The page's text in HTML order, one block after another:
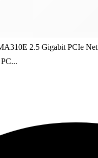
2.5 Gigabit PCIe